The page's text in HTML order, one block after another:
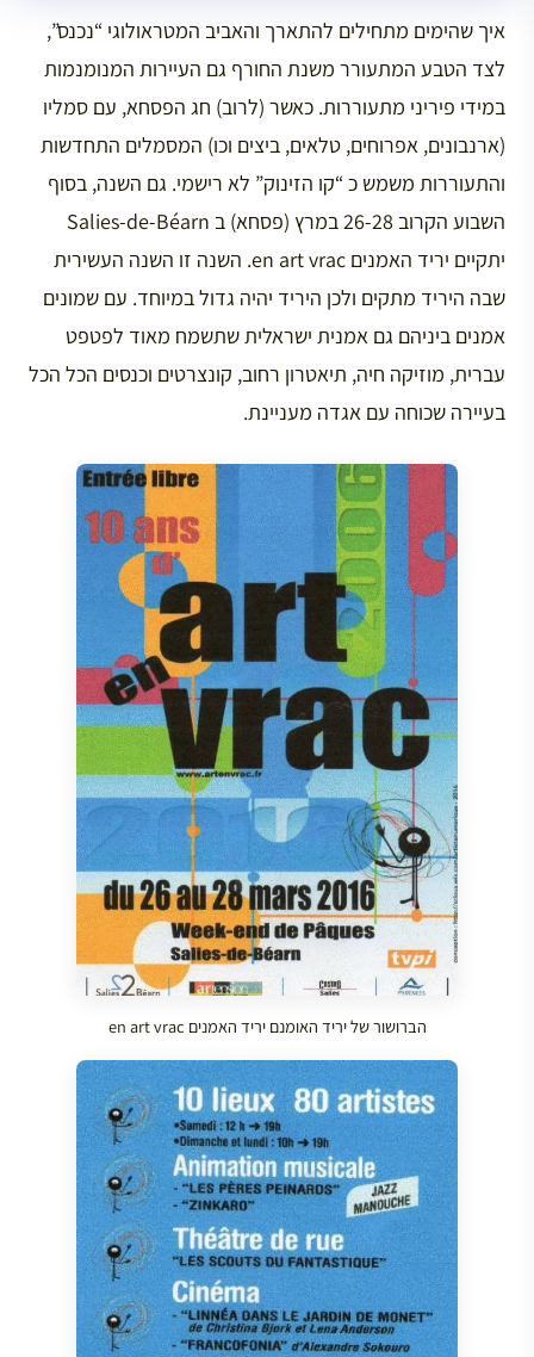
איך שהימים מתחילים להתארך והאביב המטראולוגי “נכנס”,
לצד הטבע המתעורר משנת החורף גם העיירות המנומנמות
במידי פיריני מתעוררות. כאשר (לרוב) חג הפסחא, עם סמליו
(ארנבונים, אפרוחים, טלאים, ביצים וכו) המסמלים התחדשות
והתעוררות משמש כ “קו הזינוק” לא רישמי. גם השנה, בסוף
השבוע הקרוב 26-28 במרץ (פסחא) ב Salies-de-Béarn
יתקיים יריד האמנים en art vrac. השנה זו השנה העשירית
שבה היריד מתקים ולכן היריד יהיה גדול במיוחד. עם שמונים
אמנים ביניהם גם אמנית ישראלית שתשמח מאוד לפטפט
עברית, מוזיקה חיה, תיאטרון רחוב, קונצרטים וכנסים הכל הכל
בעיירה שכוחה עם אגדה מעניינת.
הברושור של יריד האומנם יריד האמנים en art vrac